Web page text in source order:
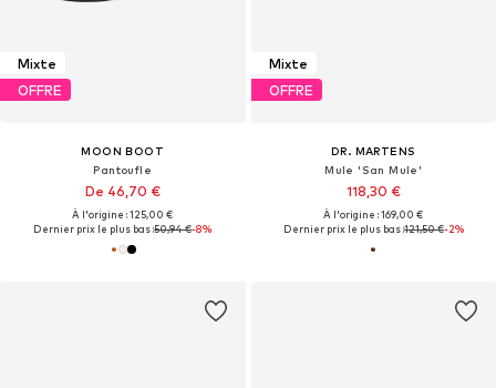
Mixte
OFFRE
MOON BOOT
Pantoufle
De 46,70 €
À l'origine : 125,00 €
Dernier prix le plus bas :50,94 €-8%
Mixte
OFFRE
DR. MARTENS
Mule 'San Mule'
118,30 €
À l'origine : 169,00 €
Dernier prix le plus bas :121,50 €-2%